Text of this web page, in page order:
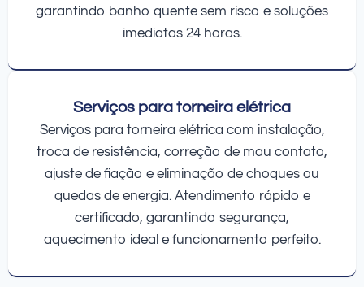
garantindo banho quente sem risco e soluções
imediatas 24 horas.
Serviços para torneira elétrica
Serviços para torneira elétrica com instalação,
troca de resistência, correção de mau contato,
ajuste de fiação e eliminação de choques ou
quedas de energia. Atendimento rápido e
certificado, garantindo segurança,
aquecimento ideal e funcionamento perfeito.